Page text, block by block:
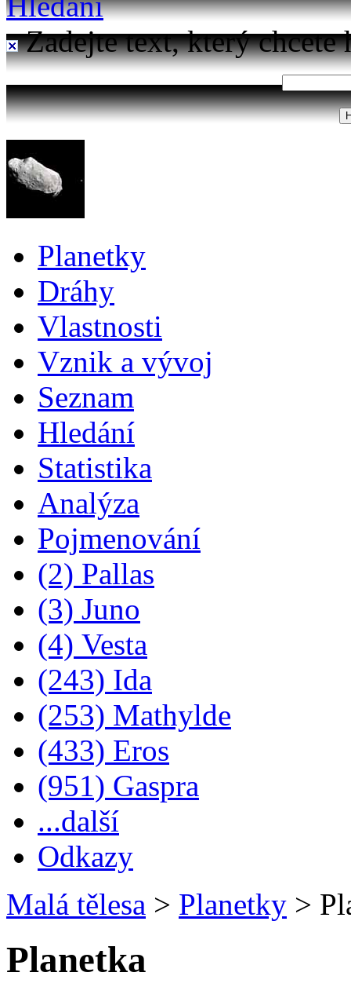
Zadejte text, který chcete
Planetky
Dráhy
Vlastnosti
Vznik a vývoj
Seznam
Hledání
Statistika
Analýza
Pojmenování
(2) Pallas
(3) Juno
(4) Vesta
(243) Ida
(253) Mathylde
(433) Eros
(951) Gaspra
...další
Odkazy
Malá tělesa > Planetky >
Planetka